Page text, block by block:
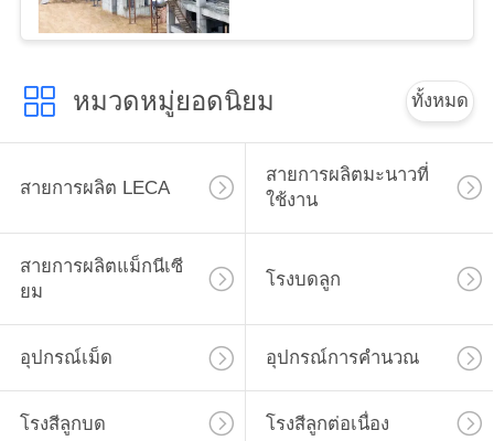
นโยบาย
ความ
เป็น
ส่วน
ตัว
หมวดหมู่ยอดนิยม ทั้งหมด
สายการผลิต LECA
สายการผลิตมะนาวที่
ใช้งาน
สายการผลิตแม็กนีเซี
ยม
โรงบดลูก
อุปกรณ์เม็ด อุปกรณ์การคำนวณ
โรงสีลูกบด โรงสีลูกต่อเนื่อง